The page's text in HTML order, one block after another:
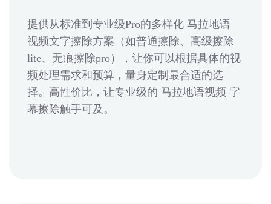
提供从标准到专业级Pro的多样化 马拉地语
视频文字擦除方案（如普通擦除、高级擦除
lite、无痕擦除pro），让你可以根据具体的视
频处理需求和预算，量身定制最合适的选
择。高性价比，让专业级的 马拉地语视频 字
幕擦除触手可及。